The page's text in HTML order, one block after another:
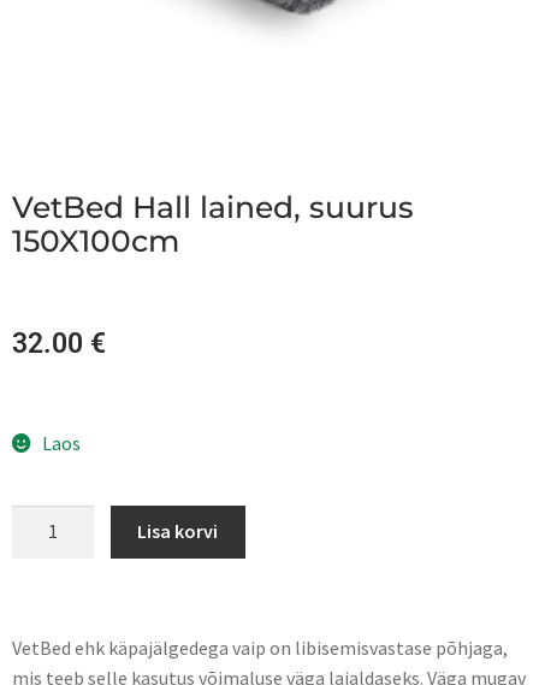
VetBed Hall lained, suurus
150X100cm
32.00 €
Laos
Lisa korvi
VetBed ehk käpajälgedega vaip on libisemisvastase põhjaga,
mis teeb selle kasutus võimaluse väga laialdaseks. Väga mugav